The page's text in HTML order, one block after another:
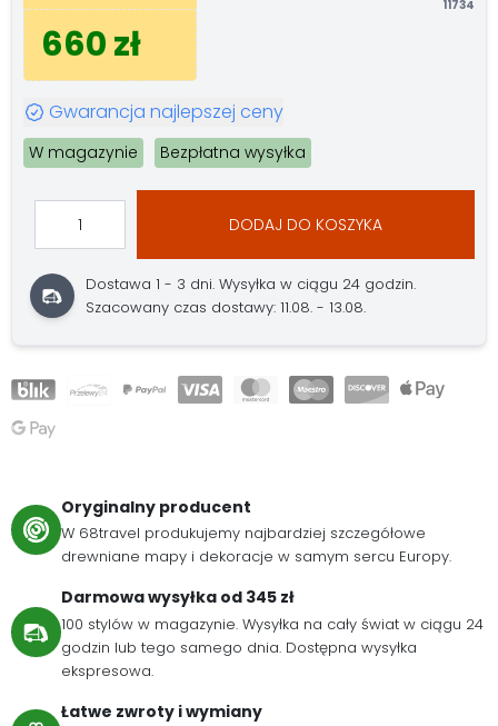
660 zł
11734
Gwarancja najlepszej ceny
W magazynie Bezpłatna wysyłka
DODAJ DO KOSZYKA
Dostawa 1 - 3 dni.Wysyłka w ciągu 24 godzin.
Szacowany czas dostawy: 11.08. - 13.08.
Oryginalny producent
W 68travel produkujemy najbardziej szczegółowe
drewniane mapy i dekoracje w samym sercu Europy.
Darmowa wysyłka od 345 zł
100 stylów w magazynie. Wysyłka na cały świat w ciągu 24
godzin lub tego samego dnia. Dostępna wysyłka
ekspresowa.
Łatwe zwroty i wymiany